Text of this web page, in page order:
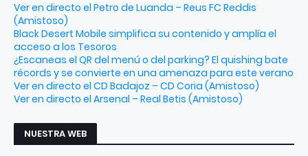
Ver en directo el Petro de Luanda – Reus FC Reddis
(Amistoso)
Black Desert Mobile simplifica su contenido y amplía el
acceso a los Tesoros
¿Escaneas el QR del menú o del parking? El quishing bate
récords y se convierte en una amenaza para este verano
Ver en directo el CD Badajoz – CD Coria (Amistoso)
Ver en directo el Arsenal – Real Betis (Amistoso)
NUESTRA WEB